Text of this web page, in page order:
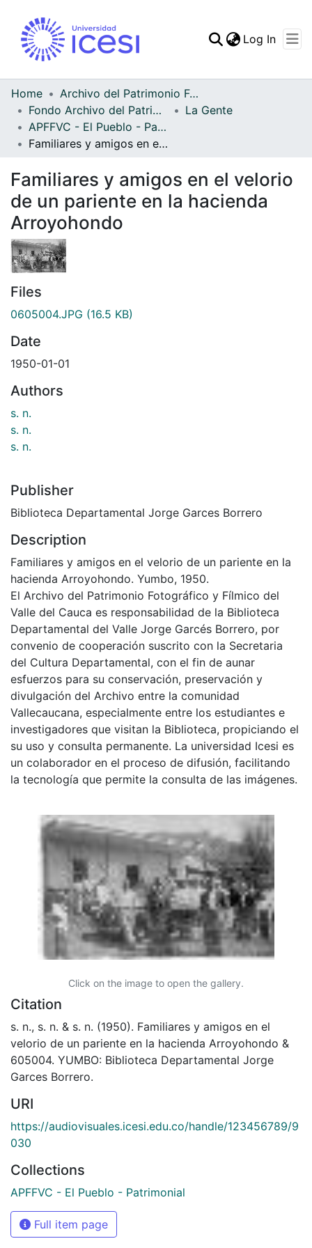
Statistics
Log In
Home
Archivo del Patrimonio Fotográfico y Fílmico del Valle del Cauca
Fondo Archivo del Patrimonio Fotográfico y Fílmico del Valle del Cauca
La Gente
APFFVC - El Pueblo - Patrimonial
Familiares y amigos en el velorio de un pariente en la hacienda Arroyohondo
Familiares y amigos en el velorio
de un pariente en la hacienda
Arroyohondo
Files
0605004.JPG (16.5 KB)
Date
1950-01-01
Authors
s. n.
s. n.
s. n.
Publisher
Biblioteca Departamental Jorge Garces Borrero
Description
Familiares y amigos en el velorio de un pariente en la
hacienda Arroyohondo. Yumbo, 1950.
El Archivo del Patrimonio Fotográfico y Fílmico del
Valle del Cauca es responsabilidad de la Biblioteca
Departamental del Valle Jorge Garcés Borrero, por
convenio de cooperación suscrito con la Secretaria
del Cultura Departamental, con el fin de aunar
esfuerzos para su conservación, preservación y
divulgación del Archivo entre la comunidad
Vallecaucana, especialmente entre los estudiantes e
investigadores que visitan la Biblioteca, propiciando el
su uso y consulta permanente. La universidad Icesi es
un colaborador en el proceso de difusión, facilitando
la tecnología que permite la consulta de las imágenes.
Click on the image to open the gallery.
Citation
s. n., s. n. & s. n. (1950). Familiares y amigos en el
velorio de un pariente en la hacienda Arroyohondo &
605004. YUMBO: Biblioteca Departamental Jorge
Garces Borrero.
URI
https://audiovisuales.icesi.edu.co/handle/123456789/9
030
Collections
APFFVC - El Pueblo - Patrimonial
Full item page